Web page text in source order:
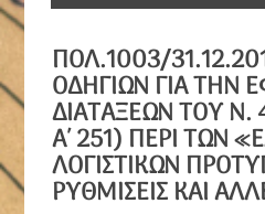
ΠΟΛ.1003/
ΟΔΗΓΙΏΝ ΓΙΑ ΤΗΝ
ΔΙΑΤΆΞΕΩΝ ΤΟΥ
Α΄ 251) ΠΕΡΊ ΤΩΝ
ΛΟΓΙΣΤΙΚΏΝ
ΡΥΘΜΊΣΕΙΣ ΚΑΙ